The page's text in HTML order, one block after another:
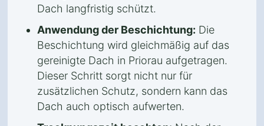
Dach langfristig schützt.
Anwendung der Beschichtung: Die
Beschichtung wird gleichmäßig auf das
gereinigte Dach in Priorau aufgetragen.
Dieser Schritt sorgt nicht nur für
zusätzlichen Schutz, sondern kann das
Dach auch optisch aufwerten.